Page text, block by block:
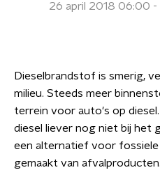
26 april 2018 06:00
Dieselbrandstof is smerig,
milieu. Steeds meer
terrein voor auto's op
diesel liever nog niet bij het
een alternatief voor fossiele
gemaakt van afvalproducten.